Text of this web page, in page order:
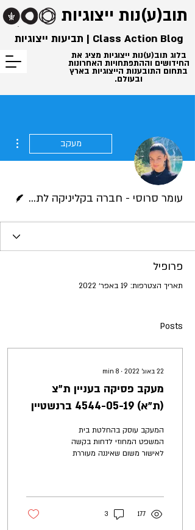
תוב(ע)נות ייצוגיות
בלוג תוב(ע)נות ייצוגיות מציג את
החידושים וההתפתחויות האחרונות
בתחום התובענות הייצוגיות בארץ
ובעולם.
Class Action Blog | תביעות ייצוגיות
מעקב
עומר סרוסי - חברה בקליניקה לתובענות ייצוגיות
פרופיל
תאריך הצטרפות: 19 באפר׳ 2022
Posts
22 באוג׳ 2022 ∙
8
min
מעקב פסיקה בעניין ת״צ
(ת״א) 4544-05-19 ברנשטיין
פיננסיים בע״מ (נבו 8.4.2022)
המעקב עוסק בהחלטת בית
המשפט המחוזי לדחות בקשה
לאישור משום שאיננה מעוררת
177
3